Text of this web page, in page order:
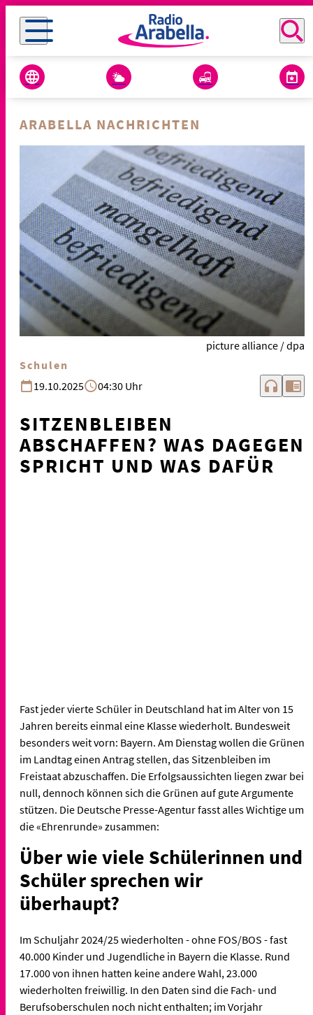
ARABELLA NACHRICHTEN
picture alliance / dpa
Schulen
19.10.2025
04:30 Uhr headphones chrome_reader_mode
SITZENBLEIBEN
ABSCHAFFEN? WAS DAGEGEN
SPRICHT UND WAS DAFÜR
Fast jeder vierte Schüler in Deutschland hat im Alter von 15
Jahren bereits einmal eine Klasse wiederholt. Bundesweit
besonders weit vorn: Bayern. Am Dienstag wollen die Grünen
im Landtag einen Antrag stellen, das Sitzenbleiben im
Freistaat abzuschaffen. Die Erfolgsaussichten liegen zwar bei
null, dennoch können sich die Grünen auf gute Argumente
stützen. Die Deutsche Presse-Agentur fasst alles Wichtige um
die «Ehrenrunde» zusammen:
Über wie viele Schülerinnen und
Schüler sprechen wir
überhaupt?
Im Schuljahr 2024/25 wiederholten - ohne FOS/BOS - fast
40.000 Kinder und Jugendliche in Bayern die Klasse. Rund
17.000 von ihnen hatten keine andere Wahl, 23.000
wiederholten freiwillig. In den Daten sind die Fach- und
Berufsoberschulen noch nicht enthalten; im Vorjahr